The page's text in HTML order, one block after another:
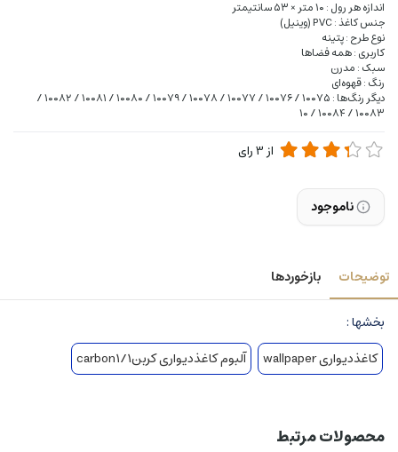
اندازه هر رول : ۱۰ متر × ۵۳ سانتیمتر
جنس کاغذ : PVC (وینیل)
نوع طرح : پتینه
کاربری : همه فضا‌ها
سبک : مدرن
رنگ : قهوه‌ای
دیگر رنگ‌ها : ۱۰۰۷۵ / ۱۰۰۷۶ / ۱۰۰۷۷ / ۱۰۰۷۸ / ۱۰۰۷۹ / ۱۰۰۸۰ / ۱۰۰۸۱ / ۱۰۰۸۲ /
۱۰۰۸۳ / ۱۰۰۸۴ / ۱۰
از 3رای
ناموجود
توضیحات بازخوردها
بخشها :
کاغذدیواری wallpaper
آلبوم کاغذدیواری کربن1/carbon1
محصولات مرتبط